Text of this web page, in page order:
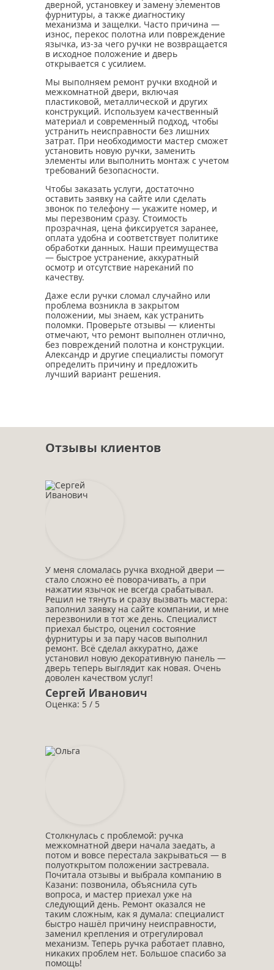
дверной, установкeу и замену элементов
фурнитуры, а также диагностику
механизма и защелки. Часто причина —
износ, перекос полотна или повреждение
язычка, из-за чего ручки не возвращается
в исходное положение и дверь
открывается с усилием.
Мы выполняем ремонт ручки входной и
межкомнатной двери, включая
пластиковой, металлической и других
конструкций. Используем качественный
материал и современный подход, чтобы
устранить неисправности без лишних
затрат. При необходимости мастер сможет
установить новую ручки, заменить
элементы или выполнить монтаж с учетом
требований безопасности.
Чтобы заказать услуги, достаточно
оставить заявку на сайте или сделать
звонок по телефону — укажите номер, и
мы перезвоним сразу. Стоимость
прозрачная, цена фиксируется заранее,
оплата удобна и соответствует политике
обработки данных. Наши преимущества
— быстрое устранение, аккуратный
осмотр и отсутствие нареканий по
качеству.
Даже если ручки сломал случайно или
проблема возникла в закрытом
положении, мы знаем, как устранить
поломки. Проверьте отзывы — клиенты
отмечают, что ремонт выполнен отлично,
без повреждений полотна и конструкции.
Александр и другие специалисты помогут
определить причину и предложить
лучший вариант решения.
Отзывы клиентов
У меня сломалась ручка входной двери —
стало сложно её поворачивать, а при
нажатии язычок не всегда срабатывал.
Решил не тянуть и сразу вызвать мастера:
заполнил заявку на сайте компании, и мне
перезвонили в тот же день. Специалист
приехал быстро, оценил состояние
фурнитуры и за пару часов выполнил
ремонт. Всё сделал аккуратно, даже
установил новую декоративную панель —
дверь теперь выглядит как новая. Очень
доволен качеством услуг!
Сергей Иванович
Оценка: 5 / 5
Столкнулась с проблемой: ручка
межкомнатной двери начала заедать, а
потом и вовсе перестала закрываться — в
полуоткрытом положении застревала.
Почитала отзывы и выбрала компанию в
Казани: позвонила, объяснила суть
вопроса, и мастер приехал уже на
следующий день. Ремонт оказался не
таким сложным, как я думала: специалист
быстро нашёл причину неисправности,
заменил крепления и отрегулировал
механизм. Теперь ручка работает плавно,
никаких проблем нет. Большое спасибо за
помощь!